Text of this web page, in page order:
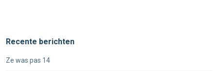
Recente berichten
Ze was pas 14